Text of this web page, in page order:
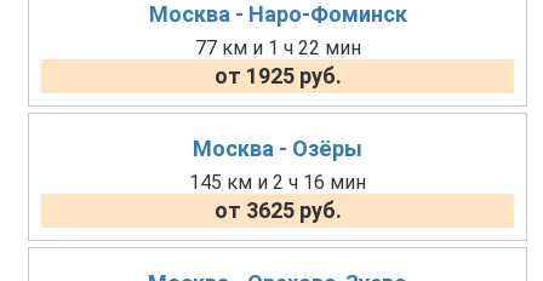
Москва - Наро-Фоминск
77 км и 1 ч 22 мин
от 1925 руб.
Москва - Озёры
145 км и 2 ч 16 мин
от 3625 руб.